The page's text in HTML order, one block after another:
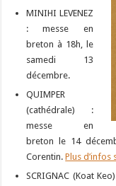
MINIHI LEVENEZ
: messe en
breton à 18h, le
samedi 13
décembre.
QUIMPER
(cathédrale) :
messe en
breton le 14
Corentin.Plus d’infos
SCRIGNAC (Koat